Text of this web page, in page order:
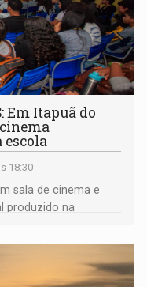
Em Itapuã do
escola
18:30
sala de cinema e
produzido na